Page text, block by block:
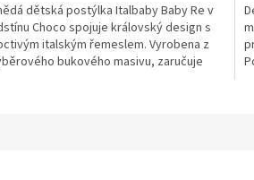
dětská postýlka Italbaby Baby Re v
Choco spojuje královský design s
italským řemeslem. Vyrobena z
bukového masivu, zaručuje